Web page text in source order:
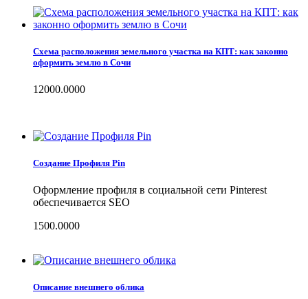
Схема расположения земельного участка на КПТ: как законно
оформить землю в Сочи
12000.0000
Создание Профиля Pin
Оформление профиля в социальной сети Pinterest
обеспечивается SEO
1500.0000
Описание внешнего облика